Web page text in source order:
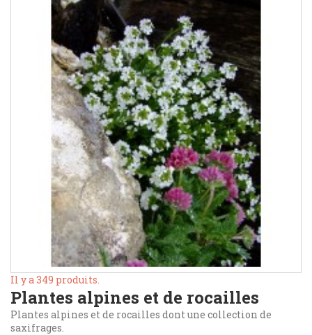
Il y a 349 produits.
Plantes alpines et de rocailles
Plantes alpines et de rocailles dont une collection de
saxifrages.